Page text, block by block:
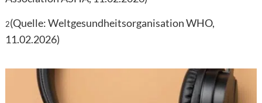
2(Quelle: Weltgesundheitsorganisation WHO,
11.02.2026)
Hier finden Sie Ihren Experten